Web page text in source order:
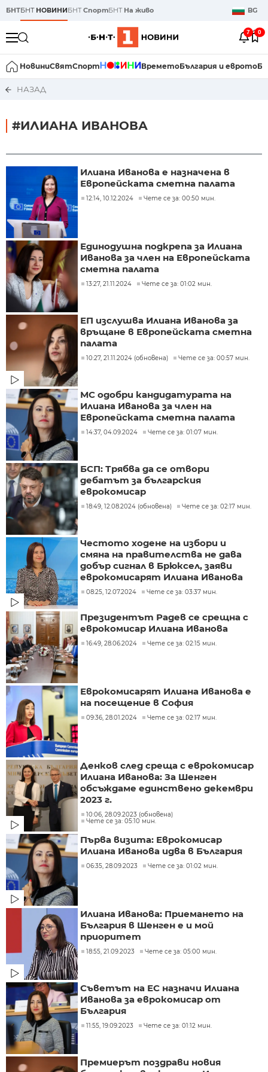
БНТБНТ НОВИНИБНТСпортБНТ На живо BG
7 0
НовиниСвятСпорт ВреметоБългария и еврото
НАЗАД
#ИЛИАНА ИВАНОВА
Илиана Иванова е назначена в
Европейската сметна палата
12:14, 10.12.2024 Чете се за: 00:50 мин.
Единодушна подкрепа за Илиана
Иванова за член на Европейската
сметна палата
13:27, 21.11.2024 Чете се за: 01:02 мин.
ЕП изслушва Илиана Иванова за
връщане в Европейската сметна
палата
10:27, 21.11.2024 (обновена) Чете се за: 00:57 мин.
МС одобри кандидатурата на
Илиана Иванова за член на
Европейската сметна палата
14:37, 04.09.2024 Чете се за: 01:07 мин.
БСП: Трябва да се отвори
дебатът за българския
еврокомисар
18:49, 12.08.2024 (обновена) Чете се за: 02:17 мин.
Честото ходене на избори и
смяна на правителства не дава
добър сигнал в Брюксел, заяви
еврокомисарят Илиана Иванова
08:25, 12.07.2024 Чете се за: 03:37 мин.
Президентът Радев се срещна с
еврокомисар Илиана Иванова
16:49, 28.06.2024 Чете се за: 02:15 мин.
Еврокомисарят Илиана Иванова е
на посещение в София
09:36, 28.01.2024 Чете се за: 02:17 мин.
Денков след среща с еврокомисар
Илиана Иванова: За Шенген
обсъждаме единствено декември
2023 г.
10:06, 28.09.2023 (обновена)
Чете се за: 05:10 мин.
Първа визита: Еврокомисар
Илиана Иванова идва в България
06:35, 28.09.2023 Чете се за: 01:02 мин.
Илиана Иванова: Приемането на
България в Шенген е и мой
приоритет
18:55, 21.09.2023 Чете се за: 05:00 мин.
Съветът на ЕС назначи Илиана
Иванова за еврокомисар от
България
11:55, 19.09.2023 Чете се за: 01:12 мин.
Премиерът поздрави новия